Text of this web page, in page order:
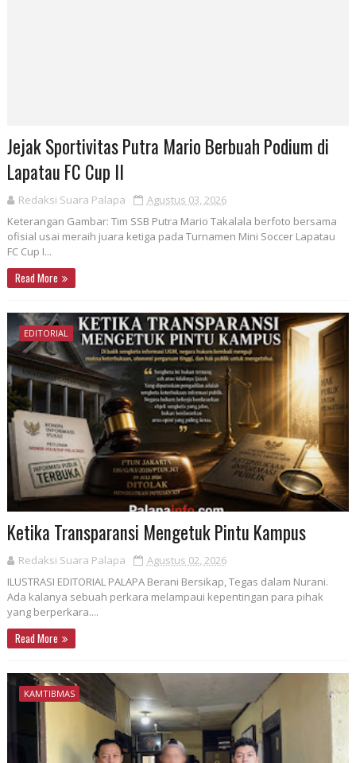
Jejak Sportivitas Putra Mario Berbuah Podium di
Lapatau FC Cup II
Redaksi Suara Palapa
Agustus 03, 2026
Keterangan Gambar: Tim SSB Putra Mario Takalala berfoto bersama
ofisial usai meraih juara ketiga pada Turnamen Mini Soccer Lapatau
FC Cup I...
Read More
EDITORIAL
Ketika Transparansi Mengetuk Pintu Kampus
Redaksi Suara Palapa
Agustus 02, 2026
ILUSTRASI EDITORIAL PALAPA Berani Bersikap, Tegas dalam Nurani.
Ada kalanya sebuah perkara melampaui kepentingan para pihak
yang berperkara....
Read More
KAMTIBMAS